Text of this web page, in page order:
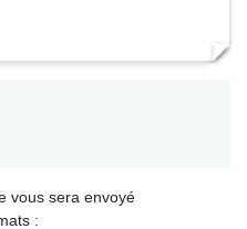
vous sera envoyé
: